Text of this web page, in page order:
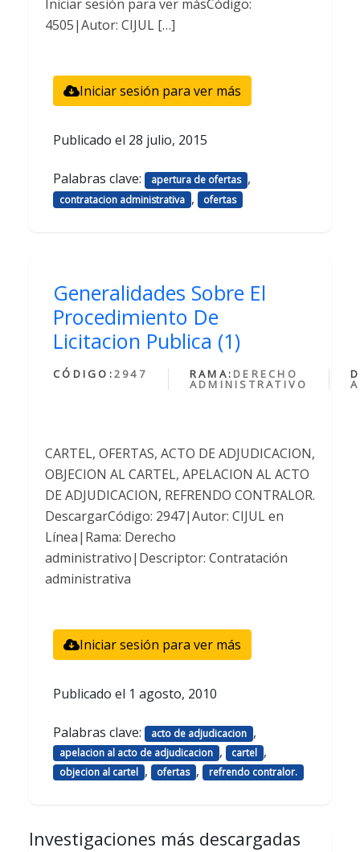
Iniciar sesión para ver másCódigo:
4505|Autor: CIJUL […]
Iniciar sesión para ver más
Publicado el 28 julio, 2015
Palabras clave: apertura de ofertas ,
contratacion administrativa , ofertas
Generalidades Sobre El
Procedimiento De
Licitacion Publica (1)
CÓDIGO:2947 RAMA: DERECHO
ADMINISTRATIVO
CARTEL, OFERTAS, ACTO DE ADJUDICACION,
OBJECION AL CARTEL, APELACION AL ACTO
DE ADJUDICACION, REFRENDO CONTRALOR.
DescargarCódigo: 2947|Autor: CIJUL en
Línea|Rama: Derecho
administrativo|Descriptor: Contratación
administrativa
Iniciar sesión para ver más
Publicado el 1 agosto, 2010
Palabras clave: acto de adjudicacion ,
apelacion al acto de adjudicacion , cartel ,
objecion al cartel , ofertas , refrendo contralor.
Investigaciones más descargadas